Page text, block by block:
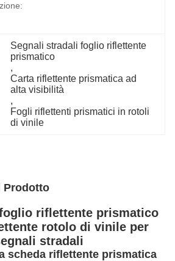
Segnali stradali foglio riflettente
prismatico
,
Carta riflettente prismatica ad
alta visibilità
,
Fogli riflettenti prismatici in rotoli
di vinile
Prodotto
riflettente prismatico
rotolo di vinile per
stradali
scheda riflettente prismatica